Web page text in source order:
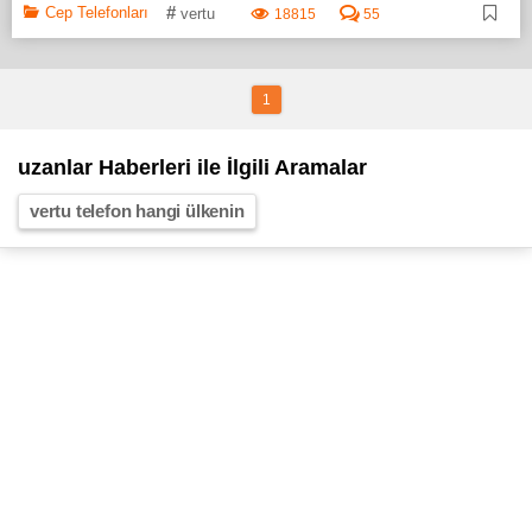
Cep Telefonları # vertu 18815 55
1
uzanlar Haberleri ile İlgili Aramalar
vertu telefon hangi ülkenin